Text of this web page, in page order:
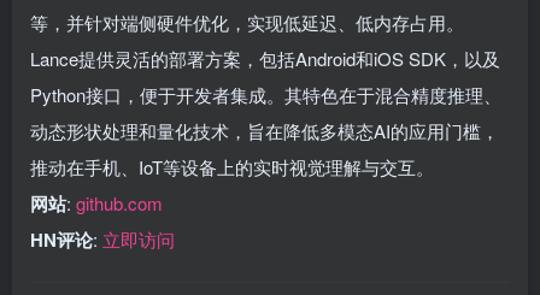
等，并针对端侧硬件优化，实现低延迟、低内存占用。
Lance提供灵活的部署方案，包括Android和iOS SDK，以及
Python接口，便于开发者集成。其特色在于混合精度推理、
动态形状处理和量化技术，旨在降低多模态AI的应用门槛，
推动在手机、IoT等设备上的实时视觉理解与交互。
网站: github.com
HN评论: 立即访问